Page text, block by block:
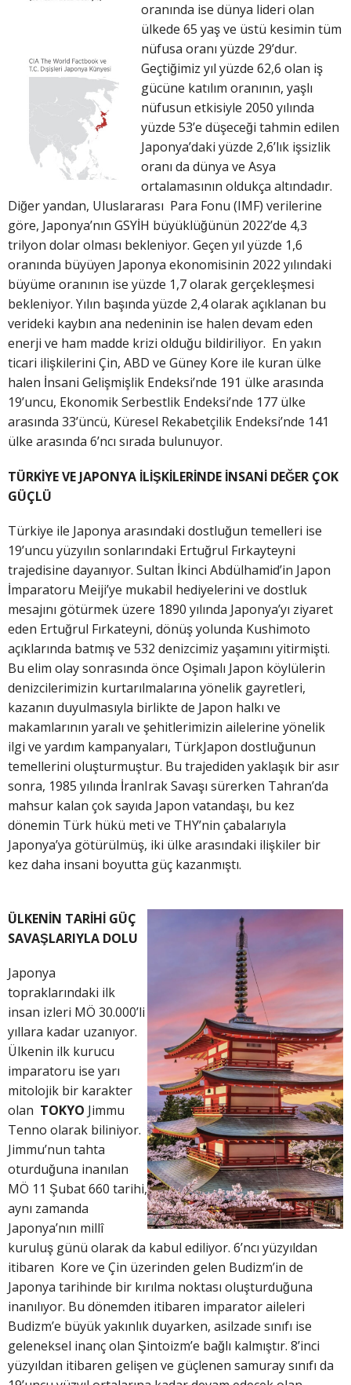
oranında ise dünya lideri olan
ülkede 65 yaş ve üstü kesimin tüm
nüfusa oranı yüzde 29’dur.
Geçtiğimiz yıl yüzde 62,6 olan iş
gücüne katılım oranının, yaşlı
nüfusun etkisiyle 2050 yılında
yüzde 53’e düşeceği tahmin edilen
Japonya’daki yüzde 2,6’lık işsizlik
oranı da dünya ve Asya
ortalamasının oldukça altındadır.
Diğer yandan, Uluslararası Para Fonu (IMF) verilerine
göre, Japonya’nın GSYİH büyüklüğünün 2022’de 4,3
trilyon dolar olması bekleniyor. Geçen yıl yüzde 1,6
oranında büyüyen Japonya ekonomisinin 2022 yılındaki
büyüme oranının ise yüzde 1,7 olarak gerçekleşmesi
bekleniyor. Yılın başında yüzde 2,4 olarak açıklanan bu
verideki kaybın ana nedeninin ise halen devam eden
enerji ve ham madde krizi olduğu bildiriliyor. En yakın
ticari ilişkilerini Çin, ABD ve Güney Kore ile kuran ülke
halen İnsani Gelişmişlik Endeksi’nde 191 ülke arasında
19’uncu, Ekonomik Serbestlik Endeksi’nde 177 ülke
arasında 33’üncü, Küresel Rekabetçilik Endeksi’nde 141
ülke arasında 6’ncı sırada bulunuyor.
TÜRKİYE VE JAPONYA İLİŞKİLERİNDE İNSANİ DEĞER ÇOK
GÜÇLÜ
Türkiye ile Japonya arasındaki dostluğun temelleri ise
19’uncu yüzyılın sonlarındaki Ertuğrul Fırkayteyni
trajedisine dayanıyor. Sultan İkinci Abdülhamid’in Japon
İmparatoru Meiji’ye mukabil hediyelerini ve dostluk
mesajını götürmek üzere 1890 yılında Japonya’yı ziyaret
eden Ertuğrul Fırkateyni, dönüş yolunda Kushimoto
açıklarında batmış ve 532 denizcimiz yaşamını yitirmişti.
Bu elim olay sonrasında önce Oşimalı Japon köylülerin
denizcilerimizin kurtarılmalarına yönelik gayretleri,
kazanın duyulmasıyla birlikte de Japon halkı ve
makamlarının yaralı ve şehitlerimizin ailelerine yönelik
ilgi ve yardım kampanyaları, TürkJapon dostluğunun
temellerini oluşturmuştur. Bu trajediden yaklaşık bir asır
sonra, 1985 yılında İranIrak Savaşı sürerken Tahran’da
mahsur kalan çok sayıda Japon vatandaşı, bu kez
dönemin Türk hükü meti ve THY’nin çabalarıyla
Japonya’ya götürülmüş, iki ülke arasındaki ilişkiler bir
kez daha insani boyutta güç kazanmıştı.
ÜLKENİN TARİHİ GÜÇ
SAVAŞLARIYLA DOLU
Japonya
topraklarındaki ilk
insan izleri MÖ 30.000’li
yıllara kadar uzanıyor.
Ülkenin ilk kurucu
imparatoru ise yarı
mitolojik bir karakter
olan TOKYO Jimmu
Tenno olarak biliniyor.
Jimmu’nun tahta
oturduğuna inanılan
MÖ 11 Şubat 660 tarihi,
aynı zamanda
Japonya’nın millî
kuruluş günü olarak da kabul ediliyor. 6’ncı yüzyıldan
itibaren Kore ve Çin üzerinden gelen Budizm’in de
Japonya tarihinde bir kırılma noktası oluşturduğuna
inanılıyor. Bu dönemden itibaren imparator aileleri
Budizm’e büyük yakınlık duyarken, asilzade sınıfı ise
geleneksel inanç olan Şintoizm’e bağlı kalmıştır. 8’inci
yüzyıldan itibaren gelişen ve güçlenen samuray sınıfı da